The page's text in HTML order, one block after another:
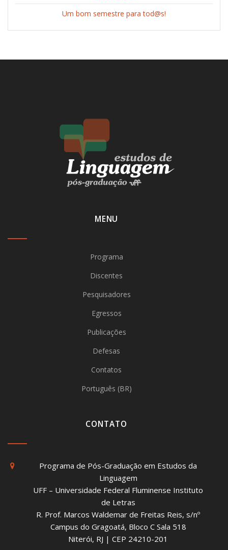
Um bom semestre para tod@s!
MENU
Programa
Discentes
Pesquisadores
Egressos
Publicações
Defesas
Contatos
Português (BR)
CONTATO
Programa de Pós-Graduação em Estudos da
Linguagem
UFF – Universidade Federal Fluminense Instituto
de Letras
R. Prof. Marcos Waldemar de Freitas Reis, s/nº
Campus do Gragoatá, Bloco C Sala 518
Niterói, RJ | CEP 24210-201